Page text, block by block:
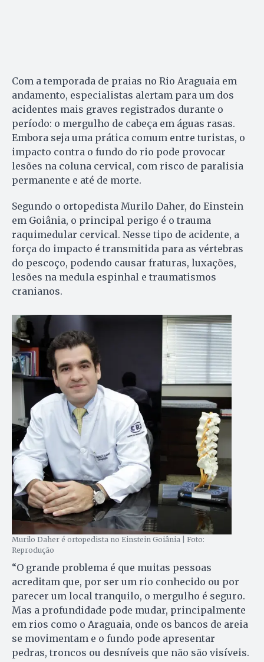
Com a temporada de praias no Rio Araguaia em
andamento, especialistas alertam para um dos
acidentes mais graves registrados durante o
período: o mergulho de cabeça em águas rasas.
Embora seja uma prática comum entre turistas, o
impacto contra o fundo do rio pode provocar
lesões na coluna cervical, com risco de paralisia
permanente e até de morte.
Segundo o ortopedista Murilo Daher, do Einstein
em Goiânia, o principal perigo é o trauma
raquimedular cervical. Nesse tipo de acidente, a
força do impacto é transmitida para as vértebras
do pescoço, podendo causar fraturas, luxações,
lesões na medula espinhal e traumatismos
cranianos.
Murilo Daher é ortopedista no Einstein Goiânia | Foto:
Reprodução
“O grande problema é que muitas pessoas
acreditam que, por ser um rio conhecido ou por
parecer um local tranquilo, o mergulho é seguro.
Mas a profundidade pode mudar, principalmente
em rios como o Araguaia, onde os bancos de areia
se movimentam e o fundo pode apresentar
pedras, troncos ou desníveis que não são visíveis.